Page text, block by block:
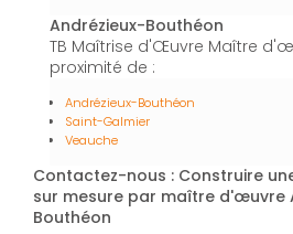
Andrézieux-Bouthéon
TB Maîtrise d'Œuvre Maître
proximité de :
Andrézieux-Bouthéon
Saint-Galmier
Veauche
Contactez-nous : Construire
sur mesure par maître d'œuvre
Bouthéon